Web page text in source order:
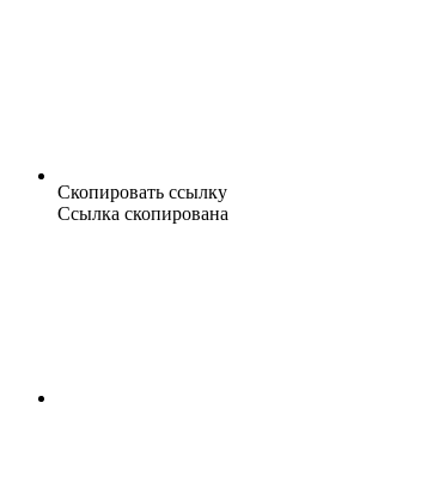
Скопировать ссылку
Ссылка скопирована